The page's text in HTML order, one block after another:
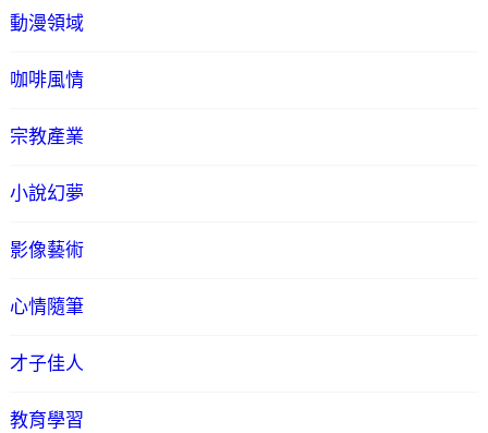
動漫領域
咖啡風情
宗教產業
小說幻夢
影像藝術
心情隨筆
才子佳人
教育學習